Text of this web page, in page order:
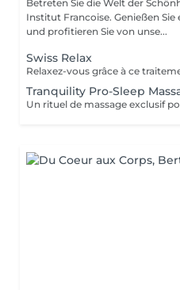
Betreten Sie die Welt der
Institut Francoise. Genießen
und profitieren Sie von unse...
Swiss Relax
Tranquility Pro-Sleep